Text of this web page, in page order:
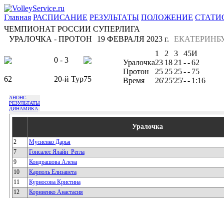
Главная РАСПИСАНИЕ РЕЗУЛЬТАТЫ ПОЛОЖЕНИЕ
ЧЕМПИОНАТ РОССИИ СУПЕРЛИГА
УРАЛОЧКА - ПРОТОН
19 ФЕВРАЛЯ 2023 г.
0 - 3
62 20-й Тур75
1 2 3 45И
Уралочка23 18 21 --62
Протон
25 25 25-- 75
Время
26'25'25'-- 1:16
АНОНС
РЕЗУЛЬТАТЫ
ДИНАМИКА
Уралочка
2
Мусиенко Дарья
7
Гонсалес Ялайн_Регла
9
Кондрашова Алена
10
Карполь Елизавета
11
Курносова Кристина
12
Корниенко Анастасия